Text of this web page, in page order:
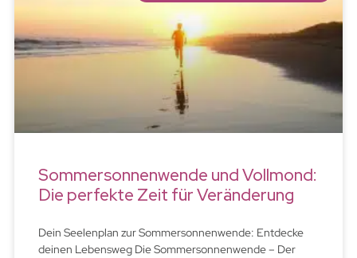
Sommersonnenwende und Vollmond:
Die perfekte Zeit für Veränderung
Dein Seelenplan zur Sommersonnenwende: Entdecke
deinen Lebensweg Die Sommersonnenwende – Der